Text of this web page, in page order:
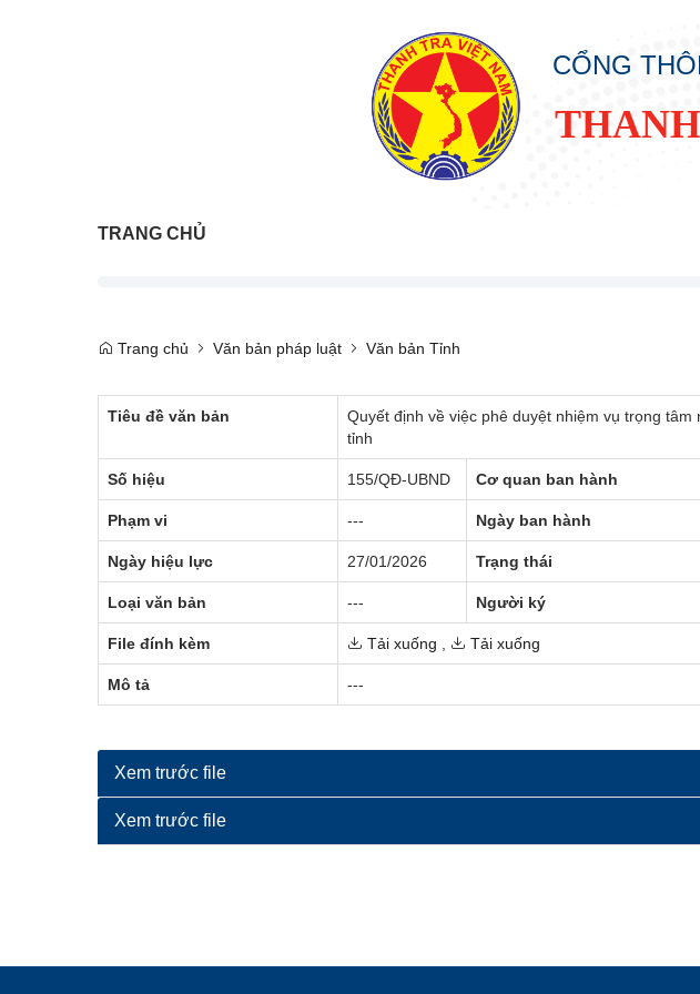
CỔNG
TRANG CHỦ
Trang chủ Văn bản pháp luật Văn bản Tỉnh
Tiêu đề văn bản
Quyết định về việc phê duyệt nhiệm vụ trọng
tỉnh
Số hiệu 155/QĐ-UBND Cơ quan ban hành
Phạm vi --- Ngày ban hành
Ngày hiệu lực 27/01/2026 Trạng thái
Loại văn bản --- Người ký
File đính kèm Tải xuống Tải xuống
Mô tả ---
Xem trước file
Xem trước file